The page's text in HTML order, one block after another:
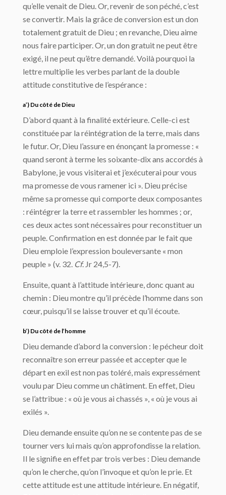
qu’elle venait de Dieu. Or, revenir de son péché, c’est
se convertir. Mais la grâce de conversion est un don
totalement gratuit de Dieu ; en revanche, Dieu aime
nous faire participer. Or, un don gratuit ne peut être
exigé, il ne peut qu’être demandé. Voilà pourquoi la
lettre multiplie les verbes parlant de la double
attitude constitutive de l’espérance :
a’) Du côté de Dieu
D’abord quant à la finalité extérieure. Celle-ci est
constituée par la réintégration de la terre, mais dans
le futur. Or, Dieu l’assure en énonçant la promesse : «
quand seront à terme les soixante-dix ans accordés à
Babylone, je vous visiterai et j’exécuterai pour vous
ma promesse de vous ramener ici ». Dieu précise
même sa promesse qui comporte deux composantes
: réintégrer la terre et rassembler les hommes ; or,
ces deux actes sont nécessaires pour reconstituer un
peuple. Confirmation en est donnée par le fait que
Dieu emploie l’expression bouleversante « mon
peuple » (v. 32. Cf. Jr 24,5-7).
Ensuite, quant à l’attitude intérieure, donc quant au
chemin : Dieu montre qu’il précède l’homme dans son
cœur, puisqu’il se laisse trouver et qu’il écoute.
b’) Du côté de l’homme
Dieu demande d’abord la conversion : le pécheur doit
reconnaître son erreur passée et accepter que le
départ en exil est non pas toléré, mais expressément
voulu par Dieu comme un châtiment. En effet, Dieu
se l’attribue : « où je vous ai chassés », « où je vous ai
exilés ».
Dieu demande ensuite qu’on ne se contente pas de se
tourner vers lui mais qu’on approfondisse la relation.
Il le signifie en effet par trois verbes : Dieu demande
qu’on le cherche, qu’on l’invoque et qu’on le prie. Et
cette attitude est une attitude intérieure. En négatif,